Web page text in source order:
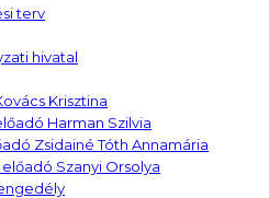
terv
hivatal
Krisztina
Harman Szilvia
Zsidainé Tóth Annamária
Szanyi Orsolya